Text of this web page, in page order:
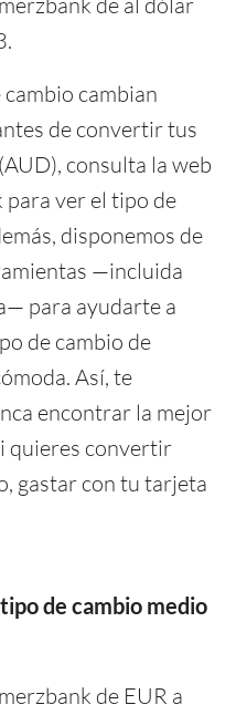
cambian
de convertir tus
consulta la web
para ver el tipo de
disponemos de
—incluida
para ayudarte a
de cambio de
Así, te
encontrar la mejor
quieres convertir
gastar con tu tarjeta
de cambio medio
de EUR a